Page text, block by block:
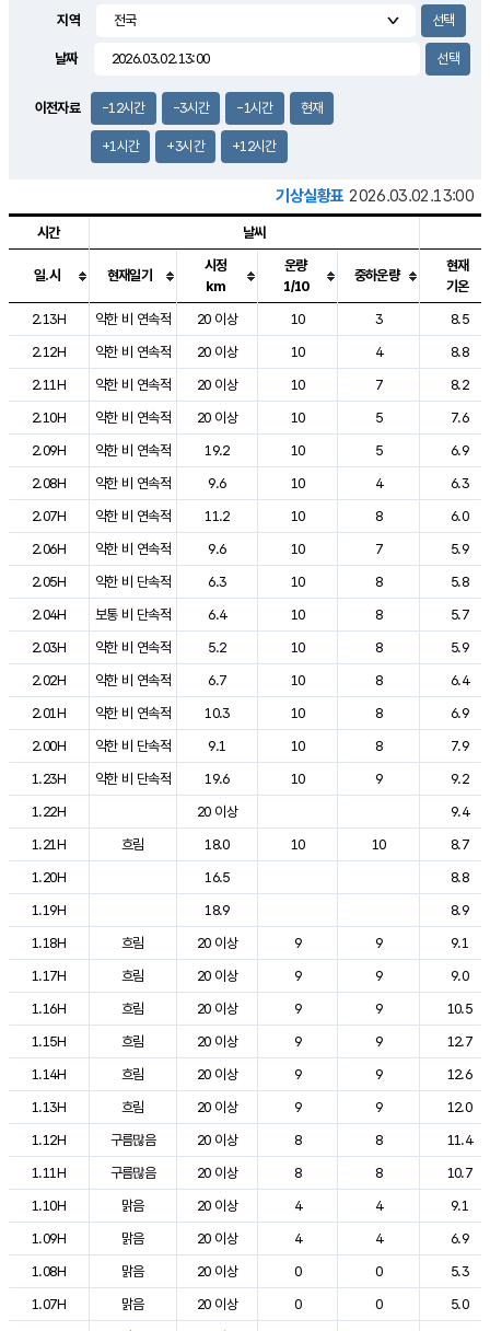
3.7m/s
지역
날짜
이전자료 -12시간 -3시간 -1시간 현재
+1시간 +3시간 +12시간
기상실황표 2026.03.02.13:00
도시별 기상실황표로 지점, 날씨, 기온, 강수, 바람, 기압등을 안내한 표입
시간 날씨
일.시 현재일기
시정
km
운량
1/10
중하운량
현재
기온
2.13H
약한 비 연속적 20 이상 10 3
8.5
2.12H
약한 비 연속적 20 이상 10 4
8.8
2.11H
약한 비 연속적 20 이상 10 7
8.2
2.10H
약한 비 연속적 20 이상 10 5
7.6
2.09H
약한 비 연속적 19.2 10 5
6.9
2.08H
약한 비 연속적 9.6 10 4
6.3
2.07H
약한 비 연속적 11.2 10 8
6.0
2.06H
약한 비 연속적 9.6 10 7
5.9
2.05H
약한 비 단속적 6.3 10 8
5.8
2.04H
보통 비 단속적 6.4 10 8
5.7
2.03H
약한 비 연속적 5.2 10 8
5.9
2.02H
약한 비 연속적 6.7 10 8
6.4
2.01H
약한 비 연속적 10.3 10 8
6.9
2.00H
약한 비 단속적 9.1 10 8
7.9
1.23H
약한 비 단속적 19.6 10 9
9.2
1.22H
20 이상
9.4
1.21H
흐림 18.0 10 10
8.7
1.20H
16.5
8.8
1.19H
18.9
8.9
1.18H
흐림 20 이상 9 9
9.1
1.17H
흐림 20 이상 9 9
9.0
1.16H
흐림 20 이상 9 9
10.5
1.15H
흐림 20 이상 9 9
12.7
1.14H
흐림 20 이상 9 9
12.6
1.13H
흐림 20 이상 9 9
12.0
1.12H
구름많음 20 이상 8 8
11.4
1.11H
구름많음 20 이상 8 8
10.7
1.10H
맑음 20 이상 4 4
9.1
1.09H
맑음 20 이상 4 4
6.9
1.08H
맑음 20 이상 0 0
5.3
1.07H
맑음 20 이상 0 0
5.0